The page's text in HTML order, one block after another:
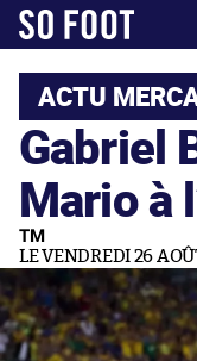
ACTU
Gabriel
Mario à
TM
LE VENDREDI 26